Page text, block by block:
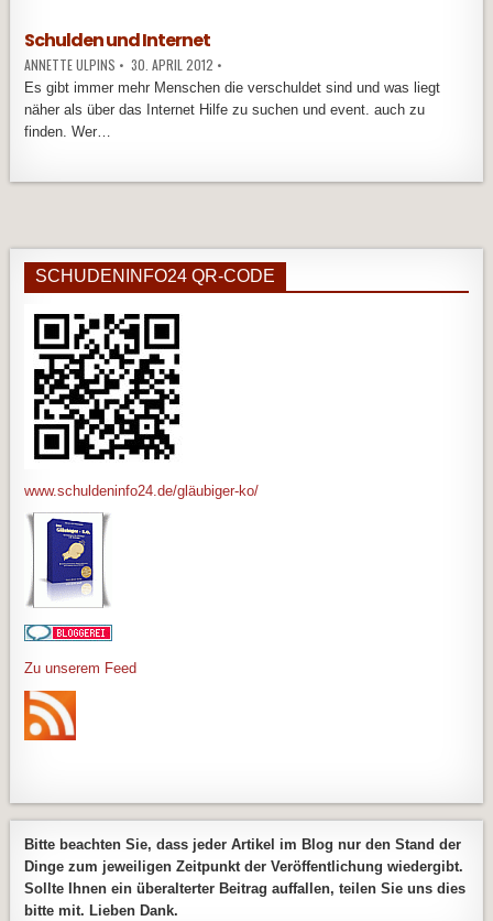
Schulden und Internet
ANNETTE ULPINS • 30. APRIL 2012 •
Es gibt immer mehr Menschen die verschuldet sind und was liegt
näher als über das Internet Hilfe zu suchen und event. auch zu
finden. Wer…
SCHUDENINFO24 QR-CODE
www.schuldeninfo24.de/gläubiger-ko/
Zu unserem Feed
Bitte beachten Sie, dass jeder Artikel im Blog nur den Stand der
Dinge zum jeweiligen Zeitpunkt der Veröffentlichung wiedergibt.
Sollte Ihnen ein überalterter Beitrag auffallen, teilen Sie uns dies
bitte mit. Lieben Dank.